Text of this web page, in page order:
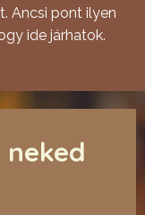
Ancsi pont ilyen
ide járhatok.